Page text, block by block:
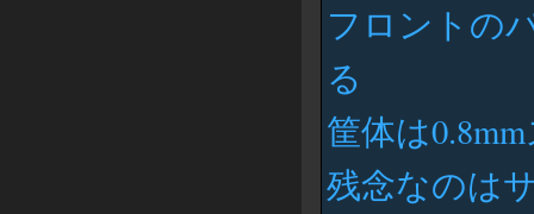
フロントの
る
筐体は
残念なのは